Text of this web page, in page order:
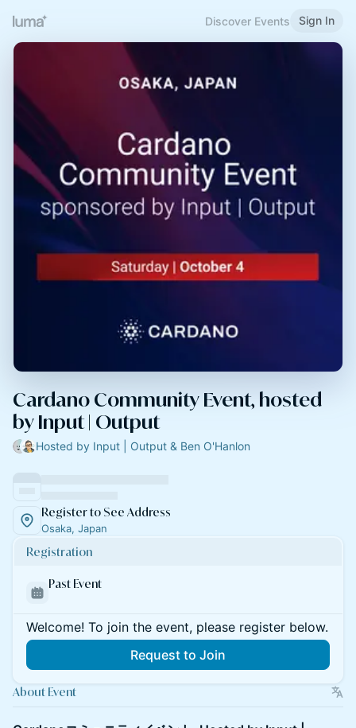
Discover Events Sign In
Cardano Community Event, hosted
by Input | Output
Hosted by Input | Output & Ben O'Hanlon
Register to See Address
Osaka, Japan
Registration
Past Event
Welcome! To join the event, please register below.
Request to Join
About Event